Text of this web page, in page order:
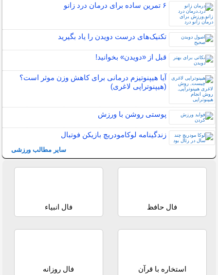
۶ تمرین ساده برای درمان درد زانو
تکنیک‌های درست دویدن را یاد بگیرید
قبل از «دویدن» بخوانید!
آیا هیپنوتیزم درمانی برای کاهش وزن موثر است؟
(هیپنوتراپی لاغری)
پوستی روشن با ورزش
زندگینامه لوکامودریچ بازیکن فوتبال
سایر مطالب ورزشی
فال حافظ فال انبیاء
استخاره با قرآن فال روزانه